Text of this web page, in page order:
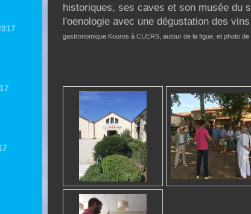
historiques, ses caves et son musée du
l'oenologie avec une dégustation des
gastronomique Kouros à CUERS, autour de la figue, et photo